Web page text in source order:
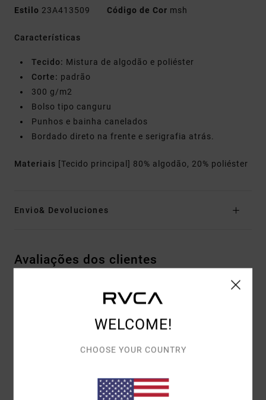
Estilo 23A413509 Código de Cor msh
Características
Tecido: Mistura de algodão e poliéster
Corte: padrão
300 g/m2
Bolso tipo canguru
Punhos e bainha canelados
Bordado direto na frente e serigrafia atrás.
Materiais [Tecido principal] 80% algodão, 20% poliéster
Envio& Devoluciones
Avaliações dos clientes
PONTUAÇÃO MÉDIA
5.0
FEVEREIRO 2026
100% DOS NOSSOS CLIENTES RECOMENDAM ESTE
WELCOME!
CHOOSE YOUR COUNTRY